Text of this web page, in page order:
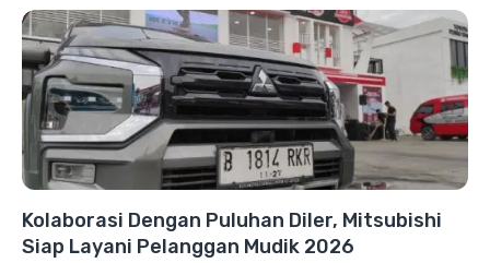
Kolaborasi Dengan Puluhan Diler, Mitsubishi
Siap Layani Pelanggan Mudik 2026